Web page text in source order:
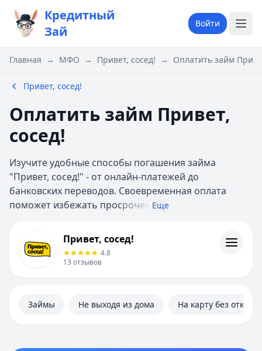
Кредитный
Зай
Войти
Главная → МФО → Привет, сосед! → Оплатить займ
Привет, сосед!
Оплатить займ Привет,
сосед!
Изучите удобные способы погашения займа
"Привет, сосед!" - от онлайн-платежей до
банковских переводов. Своевременная оплата
поможет избежать просрочек Еще
ИнформацияПривет, сосед!
4.8
13 отзывов
Займы Не выходя из дома На карту без отказа